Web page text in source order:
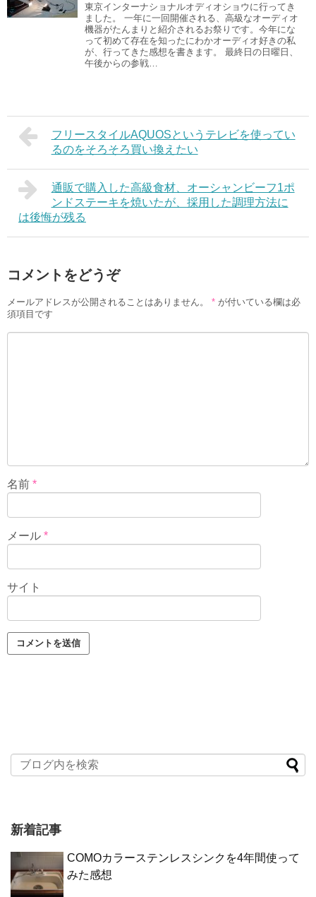
東京インターナショナルオディオショウに行ってき
ました。 一年に一回開催される、高級なオーディオ
機器がたんまりと紹介されるお祭りです。今年にな
って初めて存在を知ったにわかオーディオ好きの私
が、行ってきた感想を書きます。 最終日の日曜日、
午後からの参戦…
フリースタイルAQUOSというテレビを使ってい
るのをそろそろ買い換えたい
通販で購入した高級食材、オーシャンビーフ1ポ
ンドステーキを焼いたが、採用した調理方法に
は後悔が残る
コメントをどうぞ
メールアドレスが公開されることはありません。 * が付いている欄は必
須項目です
名前 *
メール *
サイト
新着記事
COMOカラーステンレスシンクを4年間使って
みた感想